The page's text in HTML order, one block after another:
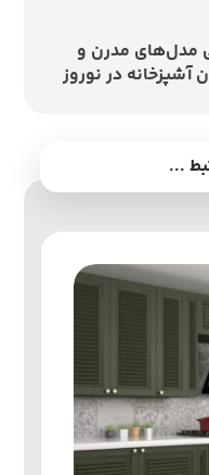
مدل‌های مدرن و
آشپزخانه در نوروز
...